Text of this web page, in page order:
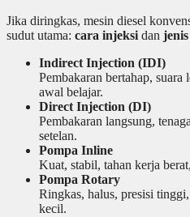
Jika diringkas, mesin diesel
sudut utama: cara injeksidan
Indirect Injection (IDI)
Pembakaran bertahap,
awal belajar.
Direct Injection (DI)
Pembakaran langsung,
setelan.
Pompa Inline
Kuat, stabil, tahan kerja
Pompa Rotary
Ringkas, halus, presisi
kecil.